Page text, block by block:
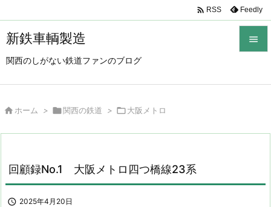
新鉄車輌製造
関西のしがない鉄道ファンのブログ


 RSS Feedly
 ホーム > 関西の鉄道 > 大阪メトロ
回顧録No.1 大阪メトロ四つ橋線23系
 2025年4月20日